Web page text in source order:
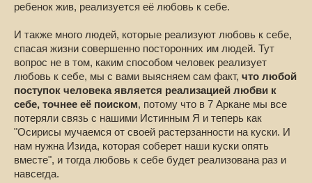
ребенок жив, реализуется её любовь к себе.
И также много людей, которые реализуют любовь к себе,
спасая жизни совершенно посторонних им людей. Тут
вопрос не в том, каким способом человек реализует
любовь к себе, мы с вами выясняем сам факт, что любой
поступок человека является реализацией любви к
себе, точнее её поиском, потому что в 7 Аркане мы все
потеряли связь с нашими Истинным Я и теперь как
"Осирисы мучаемся от своей растерзанности на куски. И
нам нужна Изида, которая соберет наши куски опять
вместе", и тогда любовь к себе будет реализована раз и
навсегда.